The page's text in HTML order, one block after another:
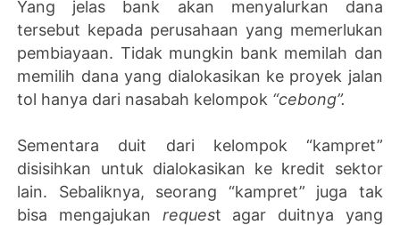
Yang jelas bank akan menyalurkan dana
tersebut kepada perusahaan yang memerlukan
pembiayaan. Tidak mungkin bank memilah dan
memilih dana yang dialokasikan ke proyek jalan
tol hanya dari nasabah kelompok “cebong”.
Sementara duit dari kelompok “kampret”
disisihkan untuk dialokasikan ke kredit sektor
lain. Sebaliknya, seorang “kampret” juga tak
bisa mengajukan request agar duitnya yang